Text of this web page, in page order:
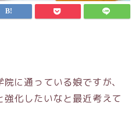
に通っている娘ですが、
化したいなと最近考えて